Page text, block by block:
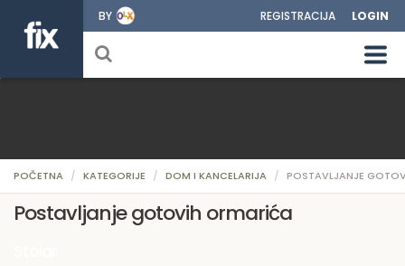
BY REGISTRACIJA LOGIN
POČETNA KATEGORIJE DOM I KANCELARIJA POSTAVLJANJE
Postavljanje gotovih ormarića